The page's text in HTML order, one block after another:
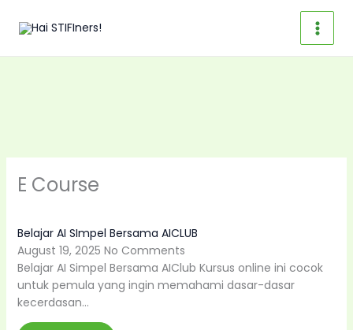
E Course
Belajar AI SImpel Bersama AICLUB
August 19, 2025 No Comments
Belajar AI Simpel Bersama AIClub Kursus online ini cocok
untuk pemula yang ingin memahami dasar-dasar
kecerdasan…